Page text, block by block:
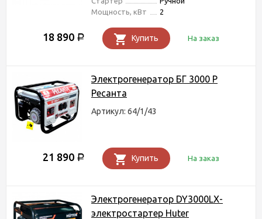
Мощность, кВт
2
18 890 Р Купить На заказ
Электрогенератор БГ 3000 Р
Ресанта
Артикул: 64/1/43
21 890 Р Купить На заказ
Электрогенератор DY3000LX-
электростартер Huter